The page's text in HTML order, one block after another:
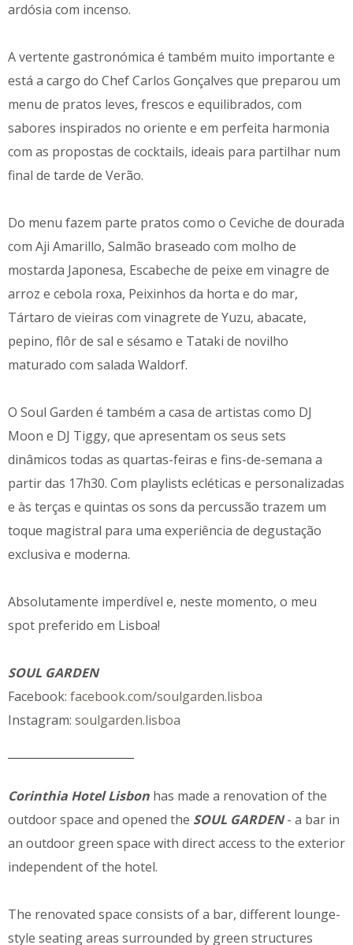
ardósia com incenso.
A vertente gastronómica é também muito importante e
está a cargo do Chef Carlos Gonçalves que preparou um
menu de pratos leves, frescos e equilibrados, com
sabores inspirados no oriente e em perfeita harmonia
com as propostas de cocktails, ideais para partilhar num
final de tarde de Verão.
Do menu fazem parte pratos como o Ceviche de dourada
com Aji Amarillo, Salmão braseado com molho de
mostarda Japonesa, Escabeche de peixe em vinagre de
arroz e cebola roxa, Peixinhos da horta e do mar,
Tártaro de vieiras com vinagrete de Yuzu, abacate,
pepino, flôr de sal e sésamo e Tataki de novilho
maturado com salada Waldorf.
O Soul Garden é também a casa de artistas como DJ
Moon e DJ Tiggy, que apresentam os seus sets
dinâmicos todas as quartas-feiras e fins-de-semana a
partir das 17h30. Com playlists ecléticas e personalizadas
e às terças e quintas os sons da percussão trazem um
toque magistral para uma experiência de degustação
exclusiva e moderna.
Absolutamente imperdível e, neste momento, o meu
spot preferido em Lisboa!
SOUL GARDEN
Facebook: facebook.com/soulgarden.lisboa
Instagram: soulgarden.lisboa
Corinthia Hotel Lisbon has made a renovation of the
outdoor space and opened the SOUL GARDEN- a bar in
an outdoor green space with direct access to the exterior
independent of the hotel.
The renovated space consists of a bar, different lounge-
style seating areas surrounded by green structures